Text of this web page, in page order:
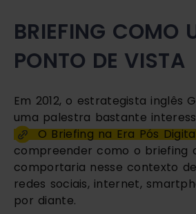
BRIEFING COMO
PONTO DE VISTA
Em 2012, o estrategista inglês
uma palestra bastante
O Briefing na Era Pós
compreender como o briefing
comportaria nesse contexto
redes sociais, internet,
por diante.